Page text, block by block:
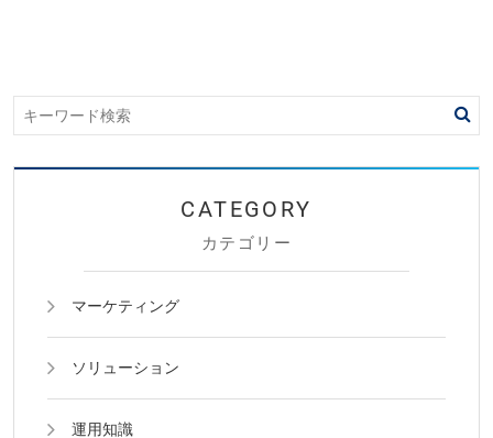
カテゴリー
マーケティング
ソリューション
運用知識